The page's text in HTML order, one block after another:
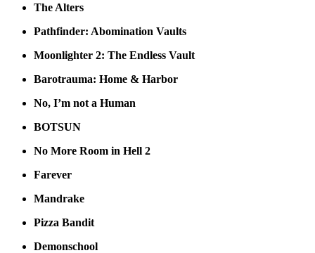
The Alters
Pathfinder: Abomination Vaults
Moonlighter 2: The Endless Vault
Barotrauma: Home & Harbor
No, I’m not a Human
BOTSUN
No More Room in Hell 2
Farever
Mandrake
Pizza Bandit
Demonschool